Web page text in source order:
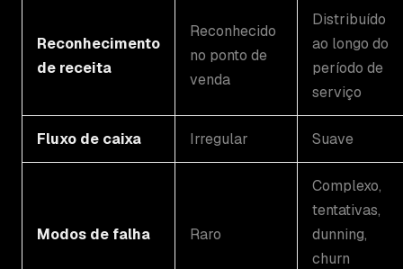
Reconhecimento
de receita
Reconhecido
no ponto de
venda
Distribuído
ao longo do
período de
serviço
Fluxo de caixa Irregular Suave
Modos de falha Raro
Complexo,
tentativas,
dunning,
churn